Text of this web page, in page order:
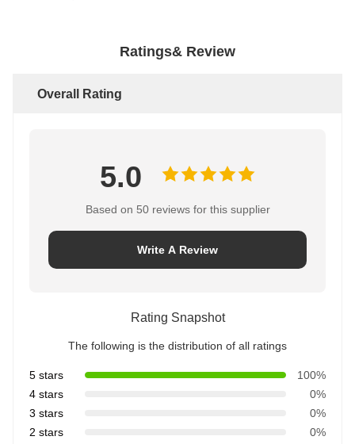
Ratings& Review
Overall Rating
5.0
Based on 50 reviews for this supplier
Write A Review
Rating Snapshot
The following is the distribution of all ratings
5 stars
100%
4 stars
0%
3 stars
0%
2 stars
0%